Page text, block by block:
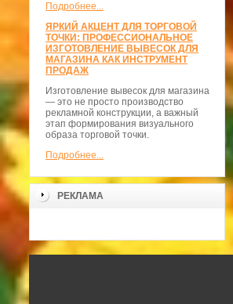
Подробнее...
ЯРКИЙ АКЦЕНТ ДЛЯ ТОРГОВОЙ
ТОЧКИ: ПРОФЕССИОНАЛЬНОЕ
ИЗГОТОВЛЕНИЕ ВЫВЕСОК ДЛЯ
МАГАЗИНА КАК ИНСТРУМЕНТ
ПРОДАЖ
Изготовление вывесок для магазина
— это не просто производство
рекламной конструкции, а важный
этап формирования визуального
образа торговой точки.
Подробнее...
РЕКЛАМА